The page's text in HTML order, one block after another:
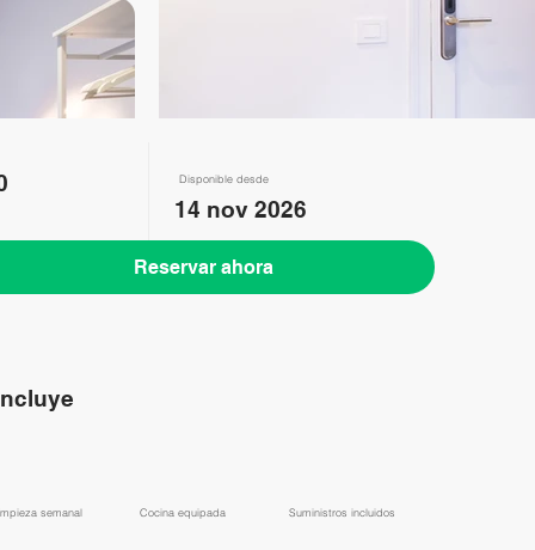
Reservar ahora
Disponible desde
14 nov 2026
semanal ​Cocina equipada ​Suministros incluidos